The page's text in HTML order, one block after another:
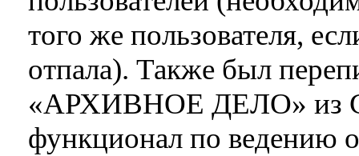
того же пользователя,
отпала). Также был
«АРХИВНОЕ ДЕЛО» из
функционал по ведению